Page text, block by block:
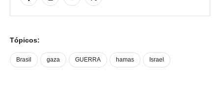
Tópicos:
Brasil gaza GUERRA hamas Israel